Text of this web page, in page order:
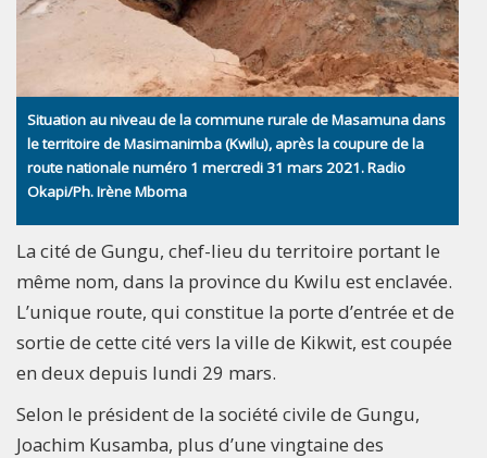
Situation au niveau de la commune rurale de Masamuna dans
le territoire de Masimanimba (Kwilu), après la coupure de la
route nationale numéro 1 mercredi 31 mars 2021. Radio
Okapi/Ph. Irène Mboma
La cité de Gungu, chef-lieu du territoire portant le
même nom, dans la province du Kwilu est enclavée.
L’unique route, qui constitue la porte d’entrée et de
sortie de cette cité vers la ville de Kikwit, est coupée
en deux depuis lundi 29 mars.
Selon le président de la société civile de Gungu,
Joachim Kusamba, plus d’une vingtaine des